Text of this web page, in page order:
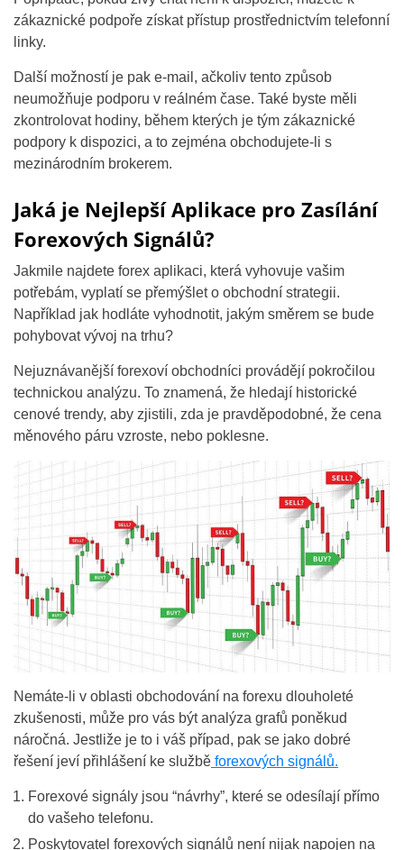
zákaznické podpoře získat přístup prostřednictvím telefonní
linky.
Další možností je pak e-mail, ačkoliv tento způsob
neumožňuje podporu v reálném čase. Také byste měli
zkontrolovat hodiny, během kterých je tým zákaznické
podpory k dispozici, a to zejména obchodujete-li s
mezinárodním brokerem.
Jaká je Nejlepší Aplikace pro Zasílání
Forexových Signálů?
Jakmile najdete forex aplikaci, která vyhovuje vašim
potřebám, vyplatí se přemýšlet o obchodní strategii.
Například jak hodláte vyhodnotit, jakým směrem se bude
pohybovat vývoj na trhu?
Nejuznávanější forexoví obchodníci provádějí pokročilou
technickou analýzu. To znamená, že hledají historické
cenové trendy, aby zjistili, zda je pravděpodobné, že cena
měnového páru vzroste, nebo poklesne.
Nemáte-li v oblasti obchodování na forexu dlouholeté
zkušenosti, může pro vás být analýza grafů poněkud
náročná. Jestliže je to i váš případ, pak se jako dobré
řešení jeví přihlášení ke službě forexových signálů.
Forexové signály jsou “návrhy”, které se odesílají přímo
do vašeho telefonu.
Poskytovatel forexových signálů není nijak napojen na